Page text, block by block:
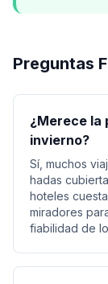
Preguntas
¿Merece la
invierno?
Sí, muchos
hadas
hoteles
miradores
fiabilidad de